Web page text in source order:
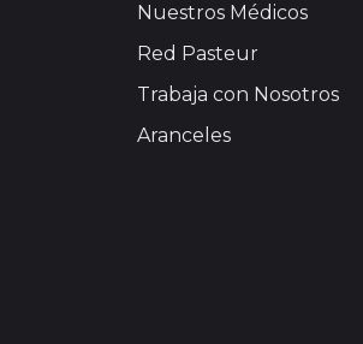
Nuestros Médicos
Red Pasteur
Trabaja con Nosotros
Aranceles